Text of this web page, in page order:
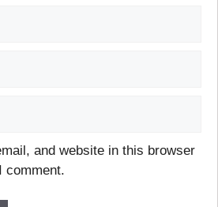
and website in this browser
comment.